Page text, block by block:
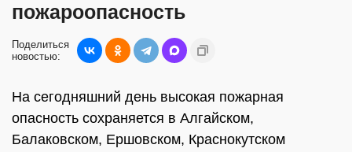
пожароопасность
Поделиться
новостью:
На сегодняшний день высокая пожарная
опасность сохраняется в Алгайском,
Балаковском, Ершовском, Краснокутском